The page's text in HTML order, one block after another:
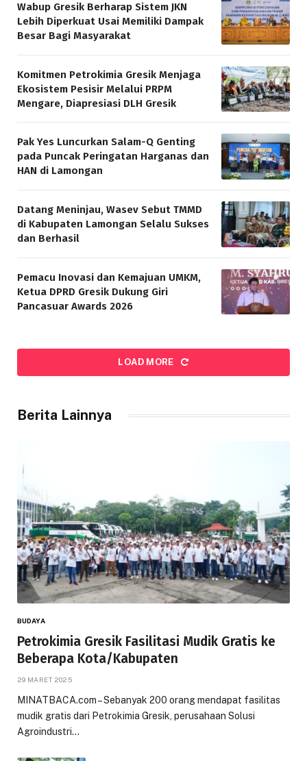
Wabup Gresik Berharap Sistem JKN
Lebih Diperkuat Usai Memiliki Dampak
Besar Bagi Masyarakat
Komitmen Petrokimia Gresik Menjaga
Ekosistem Pesisir Melalui PRPM
Mengare, Diapresiasi DLH Gresik
Pak Yes Luncurkan Salam-Q Genting
pada Puncak Peringatan Harganas dan
HAN di Lamongan
Datang Meninjau, Wasev Sebut TMMD
di Kabupaten Lamongan Selalu Sukses
dan Berhasil
Pemacu Inovasi dan Kemajuan UMKM,
Ketua DPRD Gresik Dukung Giri
Pancasuar Awards 2026
LOAD MORE
Berita Lainnya
BUDAYA
Petrokimia Gresik Fasilitasi Mudik Gratis ke
Beberapa Kota/Kabupaten
29 MARET 2025
MINATBACA.com – Sebanyak 200 orang mendapat fasilitas
mudik gratis dari Petrokimia Gresik, perusahaan Solusi
Agroindustri…